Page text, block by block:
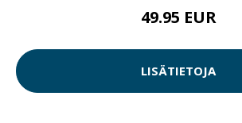
49.95 EUR
LISÄTIETOJA